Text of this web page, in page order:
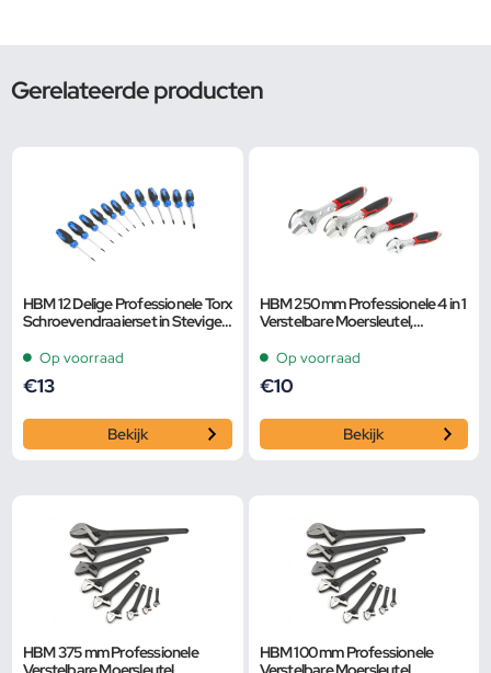
Gerelateerde producten
HBM 12 Delige Professionele Torx
Schroevendraaierset in Stevige
Op voorraad
€13
Bekijk
HBM 250 mm Professionele 4 in 1
Verstelbare Moersleutel,
Op voorraad
€10
Bekijk
HBM 375 mm Professionele
HBM 100 mm Professionele